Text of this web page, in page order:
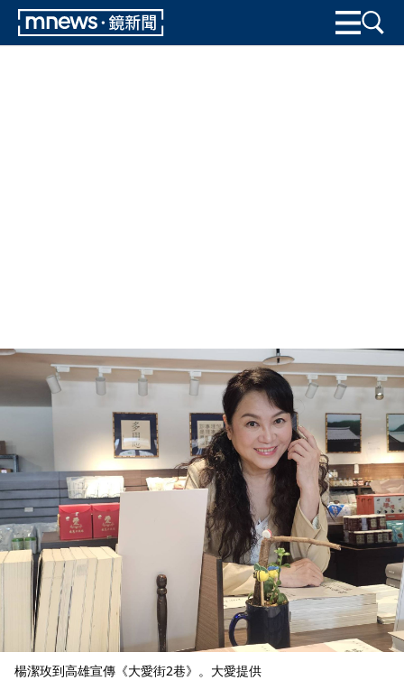
楊潔玫到高雄宣傳《大愛街2巷》。大愛提供